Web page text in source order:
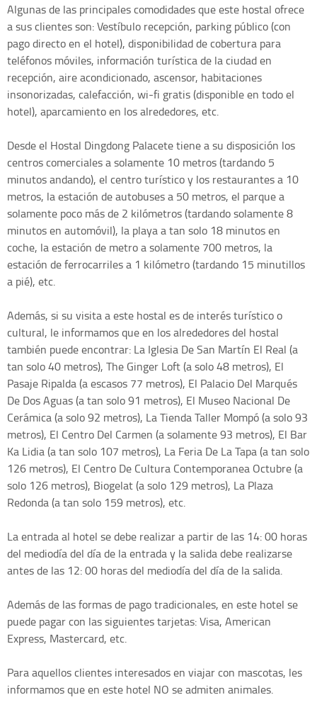
Algunas de las principales comodidades que este hostal ofrece
a sus clientes son: Vestíbulo recepción, parking público (con
pago directo en el hotel), disponibilidad de cobertura para
teléfonos móviles, información turística de la ciudad en
recepción, aire acondicionado, ascensor, habitaciones
insonorizadas, calefacción, wi-fi gratis (disponible en todo el
hotel), aparcamiento en los alrededores, etc.
Desde el Hostal Dingdong Palacete tiene a su disposición los
centros comerciales a solamente 10 metros (tardando 5
minutos andando), el centro turístico y los restaurantes a 10
metros, la estación de autobuses a 50 metros, el parque a
solamente poco más de 2 kilómetros (tardando solamente 8
minutos en automóvil), la playa a tan solo 18 minutos en
coche, la estación de metro a solamente 700 metros, la
estación de ferrocarriles a 1 kilómetro (tardando 15 minutillos
a pié), etc.
Además, si su visita a este hostal es de interés turístico o
cultural, le informamos que en los alrededores del hostal
también puede encontrar: La Iglesia De San Martín El Real (a
tan solo 40 metros), The Ginger Loft (a solo 48 metros), El
Pasaje Ripalda (a escasos 77 metros), El Palacio Del Marqués
De Dos Aguas (a tan solo 91 metros), El Museo Nacional De
Cerámica (a solo 92 metros), La Tienda Taller Mompó (a solo 93
metros), El Centro Del Carmen (a solamente 93 metros), El Bar
Ka Lidia (a tan solo 107 metros), La Feria De La Tapa (a tan solo
126 metros), El Centro De Cultura Contemporanea Octubre (a
solo 126 metros), Biogelat (a solo 129 metros), La Plaza
Redonda (a tan solo 159 metros), etc.
La entrada al hotel se debe realizar a partir de las 14: 00 horas
del mediodía del día de la entrada y la salida debe realizarse
antes de las 12: 00 horas del mediodía del día de la salida.
Además de las formas de pago tradicionales, en este hotel se
puede pagar con las siguientes tarjetas: Visa, American
Express, Mastercard, etc.
Para aquellos clientes interesados en viajar con mascotas, les
informamos que en este hotel NO se admiten animales.